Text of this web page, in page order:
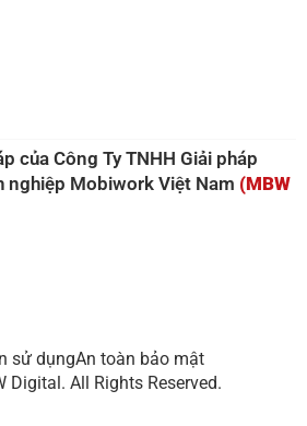
của Công Ty TNHH Giải pháp
nghiệp Mobiwork Việt Nam (MBW
Digital. All Rights Reserved.
sử dụngAn toàn bảo mật